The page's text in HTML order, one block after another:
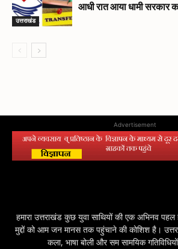
उत्तराखंड
आधी रात आया धामी सरकार
Advertisement
हमारा उत्तराखंड कुछ युवा साथियों की एक अभिनव
मुद्दों को आम जन मानस तक पहुंचाने की कोशिश है।
कला, भाषा बोली और सम सामयिक